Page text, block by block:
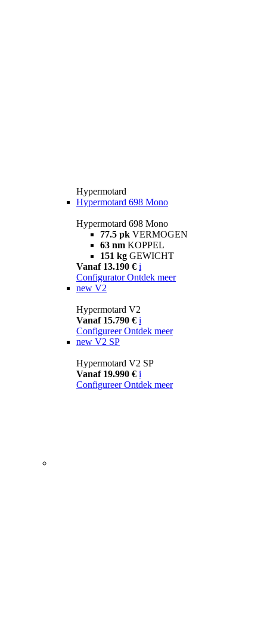
Hypermotard
Hypermotard 698 Mono
Hypermotard 698 Mono
77.5 pk VERMOGEN
63 nm KOPPEL
151 kg GEWICHT
Vanaf 13.190 € i
Configurator Ontdek meer
new V2
Hypermotard V2
Vanaf 15.790 € i
Configureer Ontdek meer
new V2 SP
Hypermotard V2 SP
Vanaf 19.990 € i
Configureer Ontdek meer